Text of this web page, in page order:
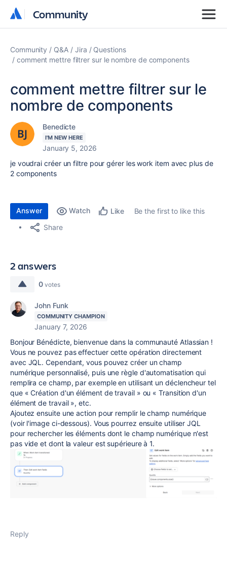
Community
Community
Community Q&A Jira
Questions
comment mettre filtrer sur le nombre de components
comment mettre filtrer sur le
nombre de components
Benedicte
I'M NEW HERE
January 5, 2026
je voudrai créer un filtre pour gérer les work item avec plus de
2 components
Answer Watch Like
Be the first to like this
Share
2 answers
0 votes
John Funk
COMMUNITY CHAMPION
January 7, 2026
Bonjour Bénédicte, bienvenue dans la communauté Atlassian !
Vous ne pouvez pas effectuer cette opération directement
avec JQL. Cependant, vous pouvez créer un champ
numérique personnalisé, puis une règle d'automatisation qui
remplira ce champ, par exemple en utilisant un déclencheur tel
que « Création d'un élément de travail » ou « Transition d'un
élément de travail », etc.
Ajoutez ensuite une action pour remplir le champ numérique
(voir l'image ci-dessous). Vous pourrez ensuite utiliser JQL
pour rechercher les éléments dont le champ numérique n'est
pas vide et dont la valeur est supérieure à 1.
Reply